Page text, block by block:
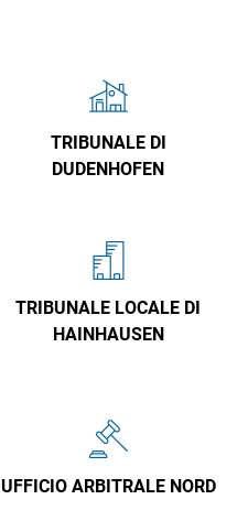
TRIBUNALE DI
DUDENHOFEN
TRIBUNALE LOCALE DI
HAINHAUSEN
UFFICIO ARBITRALE NORD